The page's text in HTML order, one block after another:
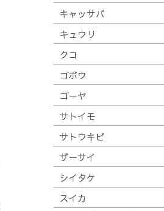
キャッサバ
キュウリ
クコ
ゴボウ
ゴーヤ
サトイモ
サトウキビ
ザーサイ
シイタケ
スイカ